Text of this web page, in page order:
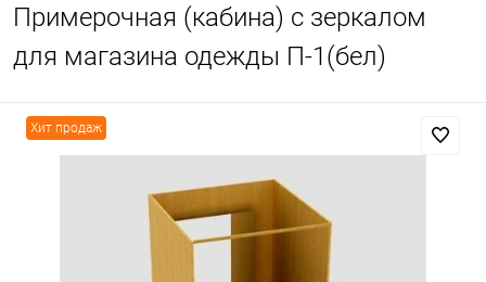
Примерочная (кабина) с зеркалом
для магазина одежды П-1(бел)
Хит продаж